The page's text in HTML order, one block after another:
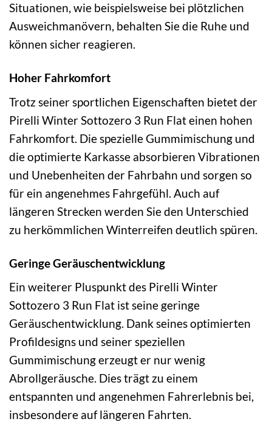
Situationen, wie beispielsweise bei plötzlichen
Ausweichmanövern, behalten Sie die Ruhe und
können sicher reagieren.
Hoher Fahrkomfort
Trotz seiner sportlichen Eigenschaften bietet der
Pirelli Winter Sottozero 3 Run Flat einen hohen
Fahrkomfort. Die spezielle Gummimischung und
die optimierte Karkasse absorbieren Vibrationen
und Unebenheiten der Fahrbahn und sorgen so
für ein angenehmes Fahrgefühl. Auch auf
längeren Strecken werden Sie den Unterschied
zu herkömmlichen Winterreifen deutlich spüren.
Geringe Geräuschentwicklung
Ein weiterer Pluspunkt des Pirelli Winter
Sottozero 3 Run Flat ist seine geringe
Geräuschentwicklung. Dank seines optimierten
Profildesigns und seiner speziellen
Gummimischung erzeugt er nur wenig
Abrollgeräusche. Dies trägt zu einem
entspannten und angenehmen Fahrerlebnis bei,
insbesondere auf längeren Fahrten.